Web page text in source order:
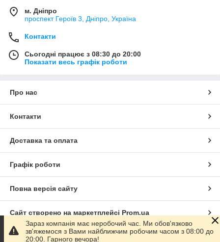
м. Дніпро
проспект Героїв 3, Дніпро, Україна
Контакти
Сьогодні працює з 08:30 до 20:00
Показати весь графік роботи
Про нас
Контакти
Доставка та оплата
Графік роботи
Повна версія сайту
Сайт створено на маркетплейсі Prom.ua
Політика конфіденційності
Зараз компанія має неробочий час. Ми обов'язково
зв'яжемося з Вами найближчим робочим часом з 08:00 до
20:00. Гарного вечора!